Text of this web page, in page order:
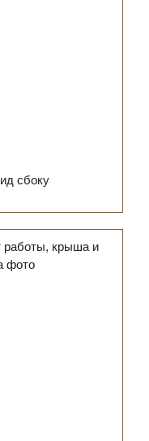
сбоку